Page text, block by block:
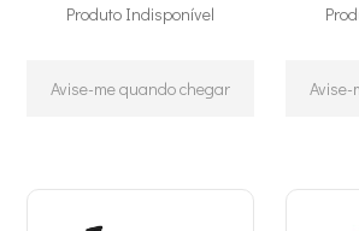
Produto Indisponível
Avise-me quando chegar Avise-